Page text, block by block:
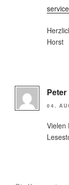
Horst
Peter
04.
Vielen